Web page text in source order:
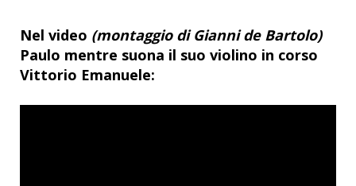
Nel video (montaggio di Gianni de Bartolo)
Paulo mentre suona il suo violino in corso
Vittorio Emanuele: